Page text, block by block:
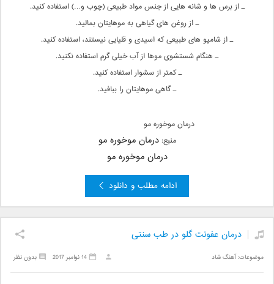
ـ از برس ها و شانه هایی از جنس مواد طبیعی (چوب و…) استفاده کنید.
ـ از روغن های گیاهی به موهایتان بمالید.
ـ از شامپو های طبیعی که اسیدی و قلیایی نیستند، استفاده کنید.
ـ هنگام شستشوی موها از آب خیلی گرم استفاده نکنید.
ـ کمتر از سشوار استفاده کنید.
ـ گاهی موهایتان را ببافید.
درمان موخوره مو
منبع:درمان موخوره مو
درمان موخوره مو
ادامه مطلب و دانلود
درمان عفونت گلو در طب سنتی
موضوعات:آهنگ شاد بدون نظر 14 نوامبر 2017